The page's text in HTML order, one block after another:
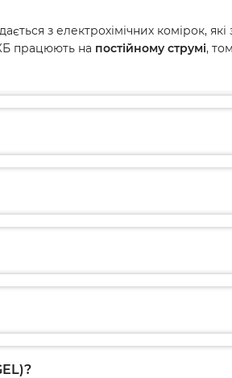
з електрохімічних комірок,
працюють на постійному струмі,